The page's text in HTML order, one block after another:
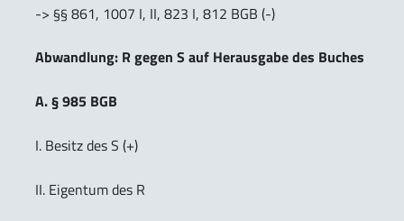
-> §§ 861, 1007 I, II, 823 I, 812 BGB (-)
Abwandlung: R gegen S auf Herausgabe des Buches
A. § 985 BGB
I. Besitz des S (+)
II. Eigentum des R